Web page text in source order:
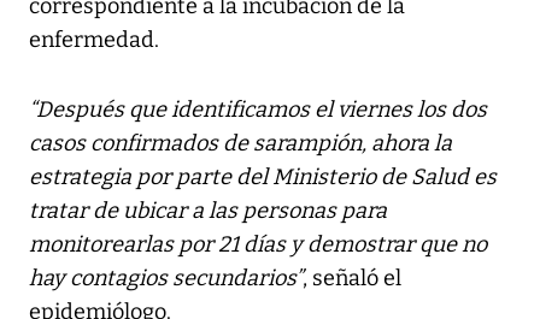
correspondiente a la incubación de la
enfermedad.
“Después que identificamos el viernes los dos
casos confirmados de sarampión, ahora la
estrategia por parte del Ministerio de Salud es
tratar de ubicar a las personas para
monitorearlas por 21 días y demostrar que no
hay contagios secundarios”, señaló el
epidemiólogo.